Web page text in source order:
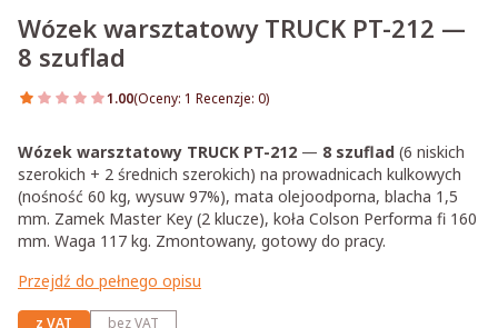
Wózek warsztatowy TRUCK PT-212 —
8 szuflad
1.00(Oceny: 1 Recenzje: 0)
Przejdź do sekcji Opinie
Wózek warsztatowy TRUCK PT-212 — 8 szuflad (6 niskich
szerokich + 2 średnich szerokich) na prowadnicach kulkowych
(nośność 60 kg, wysuw 97%), mata olejoodporna, blacha 1,5
mm. Zamek Master Key (2 klucze), koła Colson Performa fi 160
mm. Waga 117 kg. Zmontowany, gotowy do pracy.
Przejdź do pełnego opisu
z VAT bez VAT